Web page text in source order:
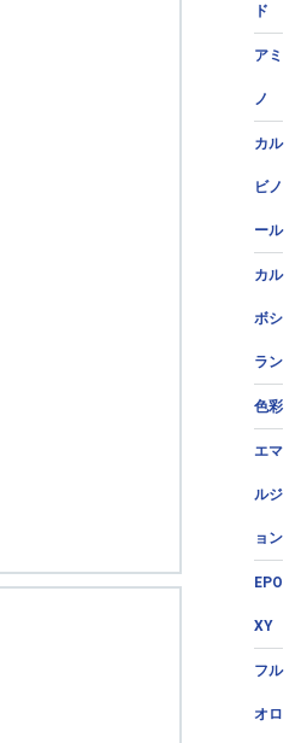
ド
アミ
ノ
カル
ビノ
ール
カル
ボシ
ラン
色彩
エマ
ルジ
ョン
EPO
XY
フル
オロ